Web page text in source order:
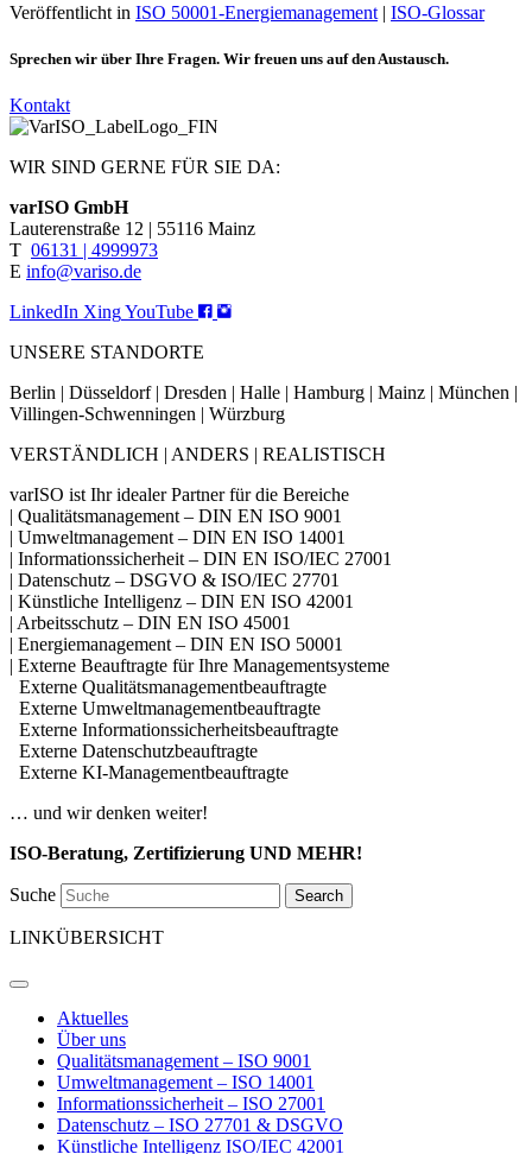
Veröffentlicht in ISO 50001-Energiemanagement | ISO-Glossar
Sprechen wir über Ihre Fragen. Wir freuen uns auf den Austausch.
Kontakt
WIR SIND GERNE FÜR SIE DA:
varISO GmbH
Lauterenstraße 12 | 55116 Mainz
T 06131 | 4999973
E info@variso.de
LinkedIn XingYouTube
UNSERE STANDORTE
Berlin | Düsseldorf | Dresden | Halle | Hamburg | Mainz | München |
Villingen-Schwenningen | Würzburg
VERSTÄNDLICH | ANDERS | REALISTISCH
varISO ist Ihr idealer Partner für die Bereiche
| Qualitätsmanagement – DIN EN ISO 9001
| Umweltmanagement – DIN EN ISO 14001
| Informationssicherheit – DIN EN ISO/IEC 27001
| Datenschutz – DSGVO & ISO/IEC 27701
| Künstliche Intelligenz – DIN EN ISO 42001
| Arbeitsschutz – DIN EN ISO 45001
| Energiemanagement – DIN EN ISO 50001
| Externe Beauftragte für Ihre Managementsysteme
Externe Qualitätsmanagementbeauftragte
Externe Umweltmanagementbeauftragte
Externe Informationssicherheitsbeauftragte
Externe Datenschutzbeauftragte
Externe KI-Managementbeauftragte
… und wir denken weiter!
ISO-Beratung, Zertifizierung UND MEHR!
Suche Search
LINKÜBERSICHT
Aktuelles
Über uns
Qualitätsmanagement – ISO 9001
Umweltmanagement – ISO 14001
Informationssicherheit – ISO 27001
Datenschutz – ISO 27701 & DSGVO
Künstliche Intelligenz ISO/IEC 42001